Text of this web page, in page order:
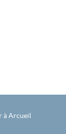
à Arcueil